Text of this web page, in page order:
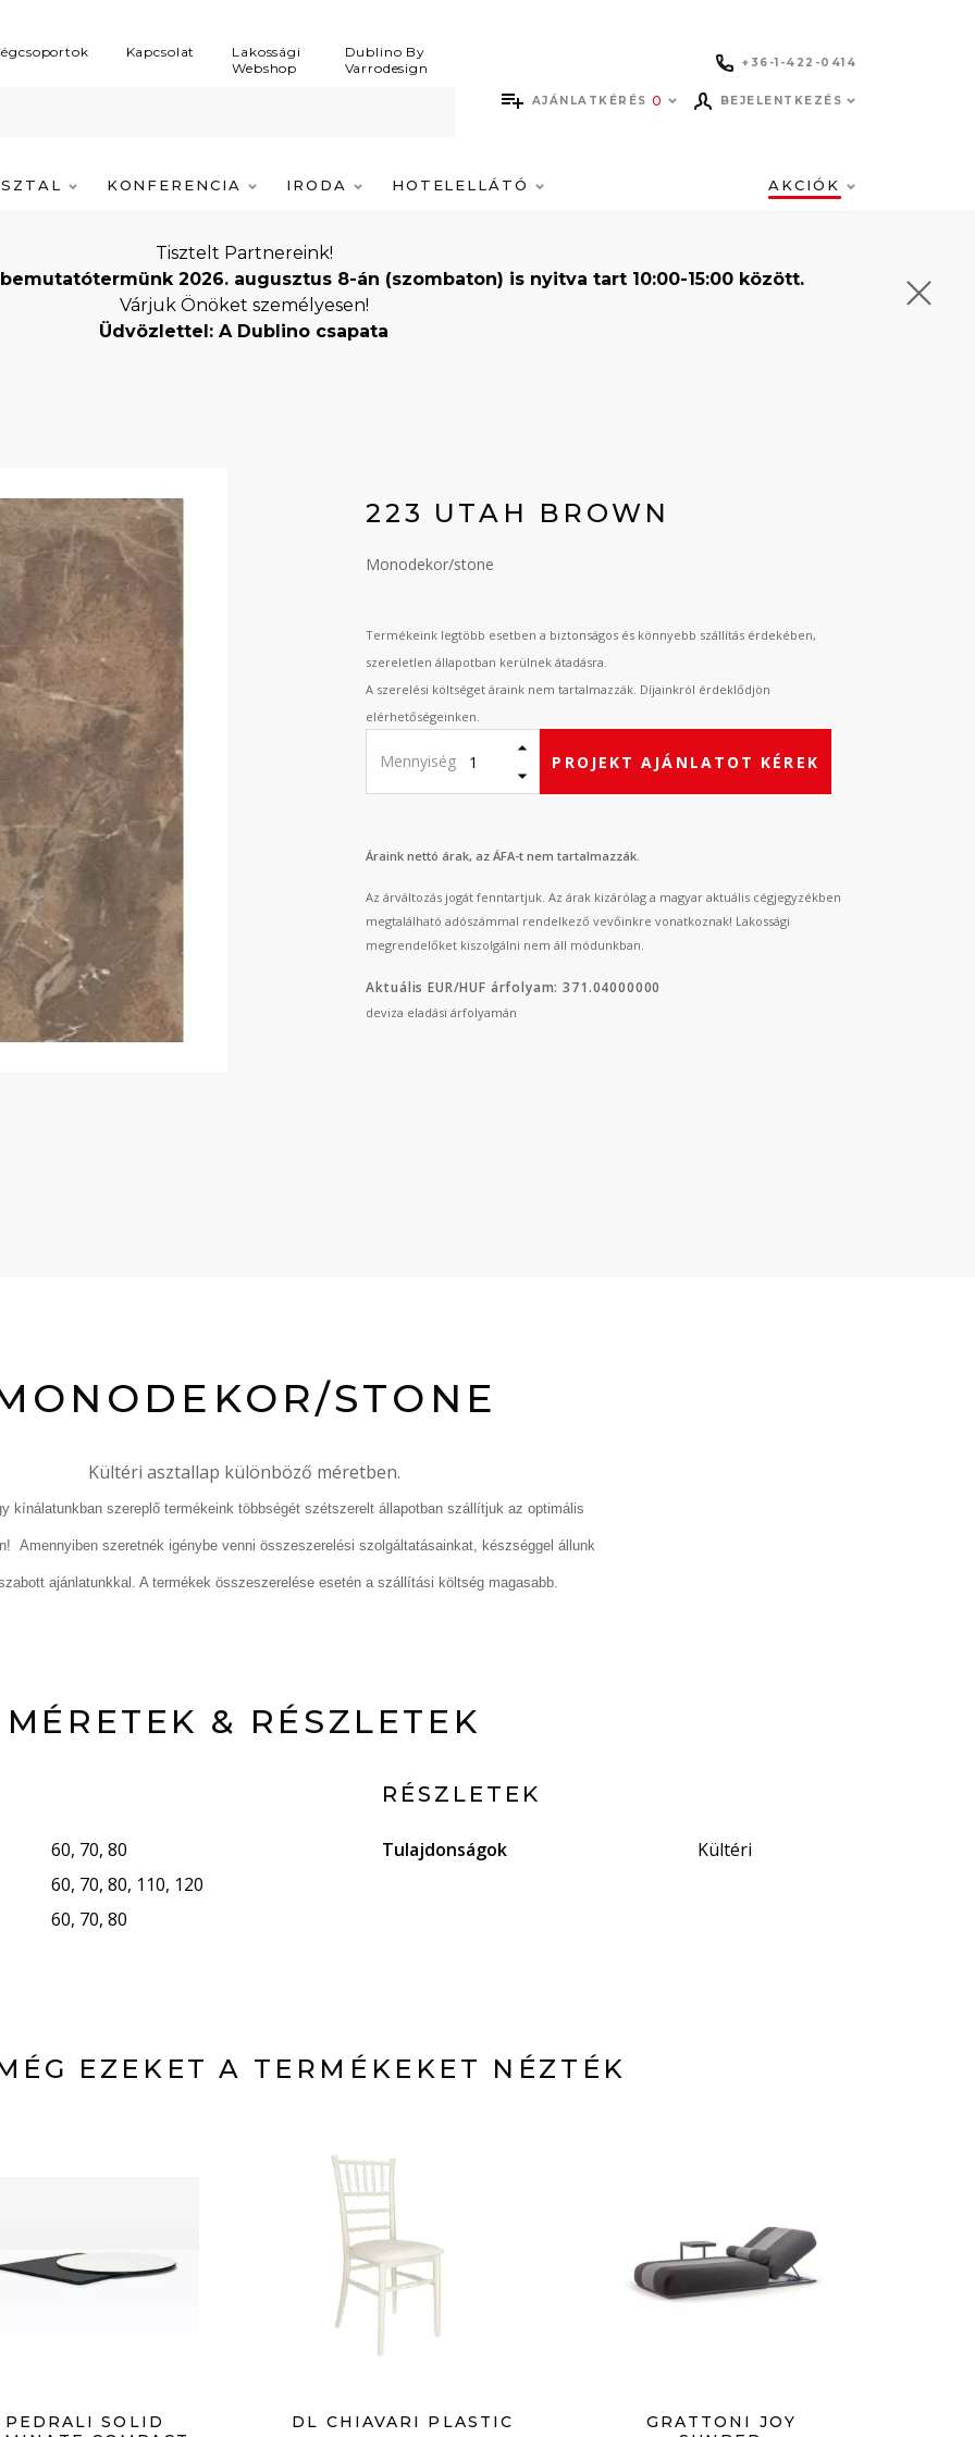
Kapcsolat
Lakossági
Webshop
Dublino By
Varrodesign
+36-1-422-0414
AJÁNLATKÉRÉS 0 BEJELENTKEZÉS
KONFERENCIA IRODA HOTELELLÁTÓ AKCIÓK
Tisztelt Partnereink!
bemutatótermünk 2026. augusztus 8-án (szombaton) is nyitva tart 10:00-15:00 között.
Várjuk Önöket személyesen!
Üdvözlettel: A Dublino csapata
223 UTAH BROWN
Monodekor/stone
Termékeink legtöbb esetben a biztonságos és könnyebb szállítás érdekében,
szereletlen állapotban kerülnek átadásra.
A szerelési költséget áraink nem tartalmazzák. Díjainkról érdeklődjön
elérhetőségeinken.
Mennyiség PROJEKT AJÁNLATOT KÉREK
Áraink nettó árak, az ÁFA-t nem tartalmazzák.
Az árváltozás jogát fenntartjuk. Az árak kizárólag a magyar aktuális cégjegyzékben
megtalálható adószámmal rendelkező vevőinkre vonatkoznak! Lakossági
megrendelőket kiszolgálni nem áll módunkban.
Aktuális EUR/HUF árfolyam: 371.04000000
deviza eladási árfolyamán
STONE
Kültéri asztallap különböző méretben.
kínálatunkban szereplő termékeink többségét szétszerelt állapotban szállítjuk az optimális
Amennyiben szeretnék igénybe venni összeszerelési szolgáltatásainkat, készséggel állunk
ajánlatunkkal. A termékek összeszerelése esetén a szállítási költség magasabb.
MÉRETEK & RÉSZLETEK
60, 70, 80
60, 70, 80, 110, 120
60, 70, 80
RÉSZLETEK
Tulajdonságok Kültéri
EZEKET A TERMÉKEKET NÉZTÉK
PEDRALI SOLID
DL CHIAVARI PLASTIC
GRATTONI JOY